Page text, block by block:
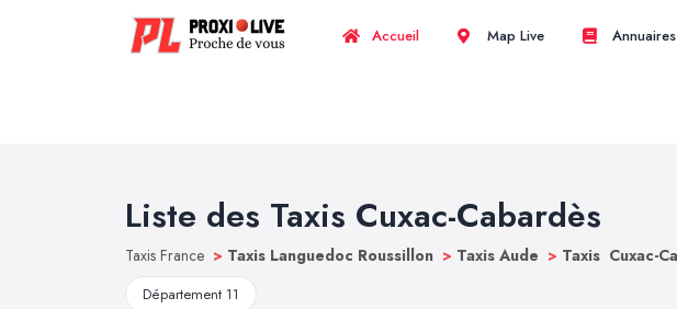
Accueil Map Live Annuaires
Liste des Taxis Cuxac-Cabardès
Taxis France > Taxis Languedoc Roussillon > Taxis Aude > Taxis Cuxac-
Département 11